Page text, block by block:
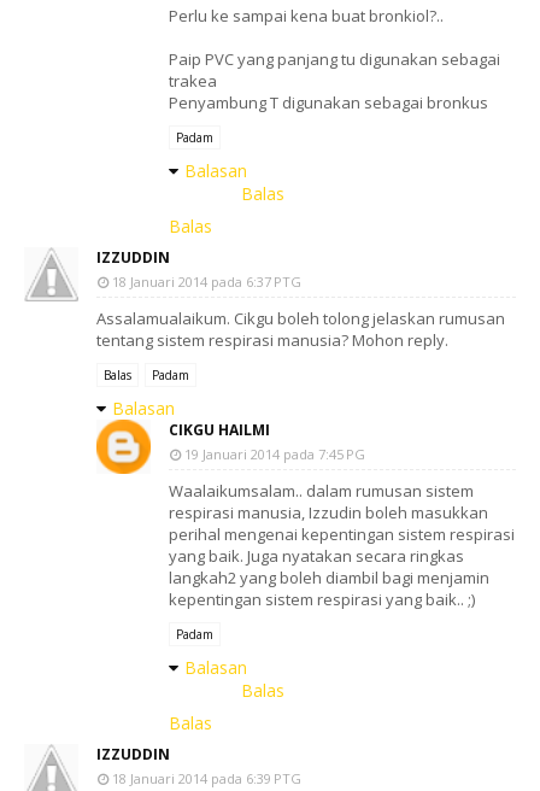
Perlu ke sampai kena buat bronkiol?..
Paip PVC yang panjang tu digunakan sebagai
trakea
Penyambung T digunakan sebagai bronkus
Padam
Balasan
Balas
Balas
IZZUDDIN
18 Januari 2014 pada 6:37 PTG
Assalamualaikum. Cikgu boleh tolong jelaskan rumusan
tentang sistem respirasi manusia? Mohon reply.
Balas Padam
Balasan
CIKGU HAILMI
19 Januari 2014 pada 7:45 PG
Waalaikumsalam.. dalam rumusan sistem
respirasi manusia, Izzudin boleh masukkan
perihal mengenai kepentingan sistem respirasi
yang baik. Juga nyatakan secara ringkas
langkah2 yang boleh diambil bagi menjamin
kepentingan sistem respirasi yang baik.. ;)
Padam
Balasan
Balas
Balas
IZZUDDIN
18 Januari 2014 pada 6:39 PTG